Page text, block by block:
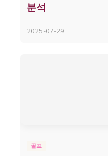
분석
2025-07-29
골프